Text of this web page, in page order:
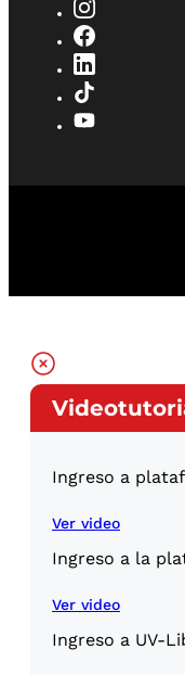
Ingreso a
Ver video
Ingreso a la
Ver video
Ingreso a UV-